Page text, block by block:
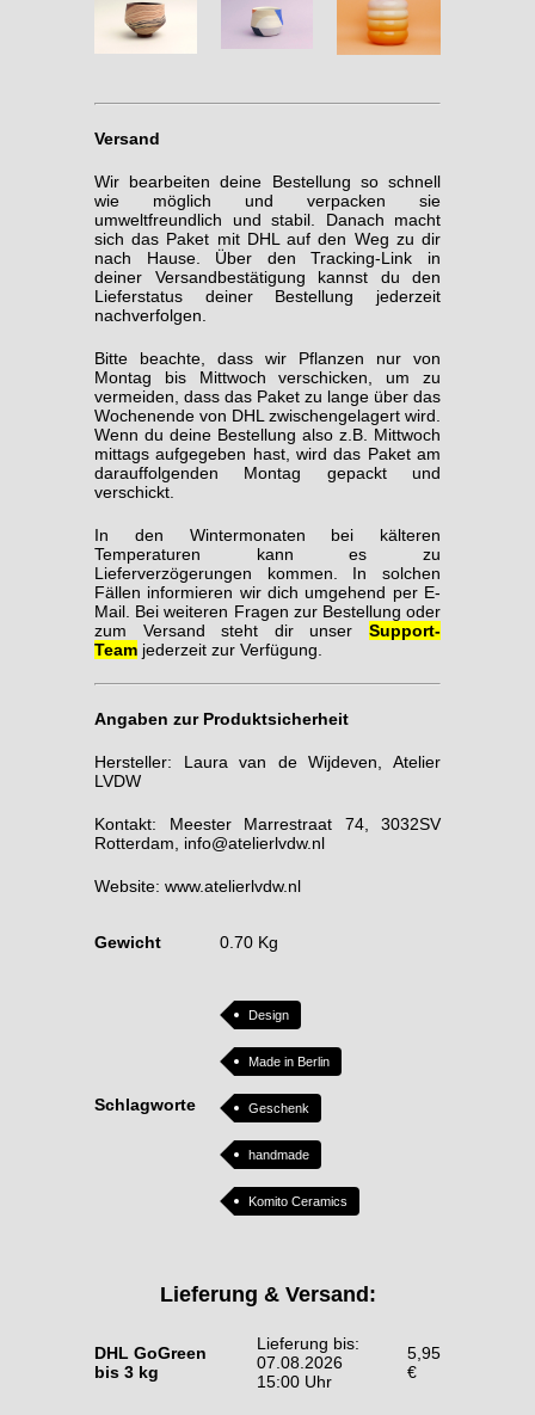
Versand
Wir bearbeiten deine Bestellung so schnell
wie möglich und verpacken sie
umweltfreundlich und stabil. Danach macht
sich das Paket mit DHL auf den Weg zu dir
nach Hause. Über den Tracking-Link in
deiner Versandbestätigung kannst du den
Lieferstatus deiner Bestellung jederzeit
nachverfolgen.
Bitte beachte, dass wir Pflanzen nur von
Montag bis Mittwoch verschicken, um zu
vermeiden, dass das Paket zu lange über das
Wochenende von DHL zwischengelagert wird.
Wenn du deine Bestellung also z.B. Mittwoch
mittags aufgegeben hast, wird das Paket am
darauffolgenden Montag gepackt und
verschickt.
In den Wintermonaten bei kälteren
Temperaturen kann es zu
Lieferverzögerungen kommen. In solchen
Fällen informieren wir dich umgehend per E-
Mail. Bei weiteren Fragen zur Bestellung oder
zum Versand steht dir unser Support-
Team jederzeit zur Verfügung.
Angaben zur Produktsicherheit
Hersteller: Laura van de Wijdeven, Atelier
LVDW
Kontakt: Meester Marrestraat 74, 3032SV
Rotterdam, info@atelierlvdw.nl
Website: www.atelierlvdw.nl
Gewicht 0.70 Kg
Schlagworte
Design
Made in Berlin
Geschenk
handmade
Komito Ceramics
Lieferung & Versand:
DHL GoGreen
bis 3 kg
Lieferung bis:
07.08.2026
15:00 Uhr
5,95
€